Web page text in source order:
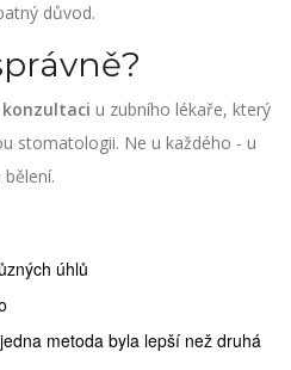
důvod.
u zubního lékaře, který
stomatologii. Ne u každého - u
úhlů
metoda byla lepší než druhá